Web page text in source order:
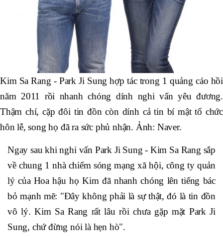
Kim Sa Rang - Park Ji Sung hợp tác trong 1 quảng cáo hồi
năm 2011 rồi nhanh chóng dính nghi vấn yêu đương.
Thậm chí, cặp đôi tin đồn còn dính cả tin bí mật tổ chức
hôn lễ, song họ đã ra sức phủ nhận. Ảnh: Naver.
Ngay sau khi nghi vấn Park Ji Sung - Kim Sa Rang sắp
về chung 1 nhà chiếm sóng mạng xã hội, công ty quản
lý của Hoa hậu họ Kim đã nhanh chóng lên tiếng bác
bỏ mạnh mẽ: "Đây không phải là sự thật, đó là tin đồn
vô lý. Kim Sa Rang rất lâu rồi chưa gặp mặt Park Ji
Sung, chứ đừng nói là hẹn hò".